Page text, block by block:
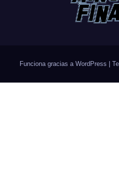
Funciona gracias a WordPress